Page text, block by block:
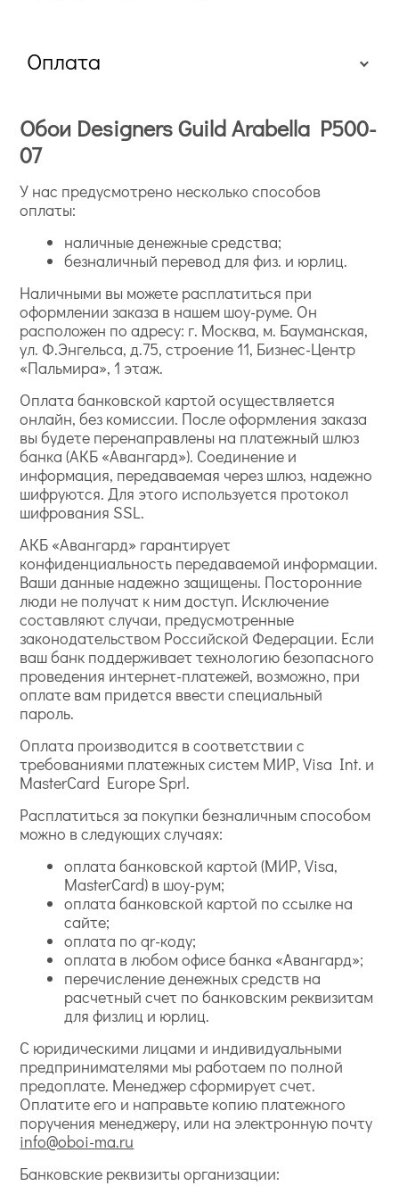
Оплата
Обои Designers Guild Arabella P500-
07
У нас предусмотрено несколько способов
оплаты:
наличные денежные средства;
безналичный перевод для физ. и юрлиц.
Наличными вы можете расплатиться при
оформлении заказа в нашем шоу-руме. Он
расположен по адресу: г. Москва, м. Бауманская,
ул. Ф.Энгельса, д.75, строение 11, Бизнес-Центр
«Пальмира», 1 этаж.
Оплата банковской картой осуществляется
онлайн, без комиссии. После оформления заказа
вы будете перенаправлены на платежный шлюз
банка (АКБ «Авангард»). Соединение и
информация, передаваемая через шлюз, надежно
шифруются. Для этого используется протокол
шифрования SSL.
АКБ «Авангард» гарантирует
конфиденциальность передаваемой информации.
Ваши данные надежно защищены. Посторонние
люди не получат к ним доступ. Исключение
составляют случаи, предусмотренные
законодательством Российской Федерации. Если
ваш банк поддерживает технологию безопасного
проведения интернет-платежей, возможно, при
оплате вам придется ввести специальный
пароль.
Оплата производится в соответствии с
требованиями платежных систем МИР, Visa Int. и
MasterCard Europe Sprl.
Расплатиться за покупки безналичным способом
можно в следующих случаях:
оплата банковской картой (МИР, Visa,
MasterCard) в шоу-рум;
оплата банковской картой по ссылке на
сайте;
оплата по qr-коду;
оплата в любом офисе банка «Авангард»;
перечисление денежных средств на
расчетный счет по банковским реквизитам
для физлиц и юрлиц.
С юридическими лицами и индивидуальными
предпринимателями мы работаем по полной
предоплате. Менеджер сформирует счет.
Оплатите его и направьте копию платежного
поручения менеджеру, или на электронную почту
info@oboi-ma.ru
Банковские реквизиты организации: